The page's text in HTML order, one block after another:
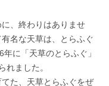
、終わりはありませ
名な天草は、とらふぐ
に「天草のとらふぐ」
れました。
た、天草とらふぐをぜ